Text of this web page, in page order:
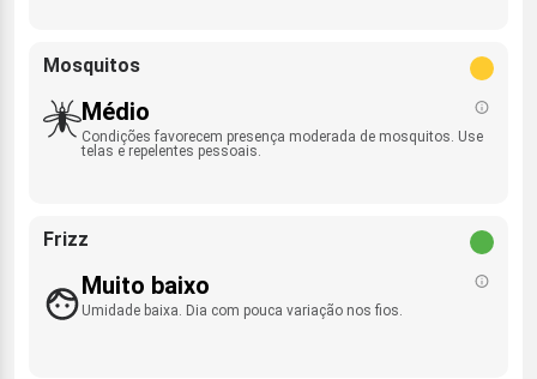
Mosquitos
Médio
Condições favorecem presença moderada de mosquitos. Use
telas e repelentes pessoais.
Frizz
Muito baixo
Umidade baixa. Dia com pouca variação nos fios.